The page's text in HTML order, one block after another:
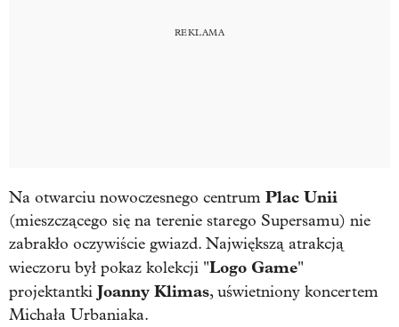
Na otwarciu nowoczesnego centrum Plac Unii
(mieszczącego się na terenie starego Supersamu) nie
zabrakło oczywiście gwiazd. Największą atrakcją
wieczoru był pokaz kolekcji "Logo Game"
projektantki Joanny Klimas, uświetniony koncertem
Michała Urbaniaka.